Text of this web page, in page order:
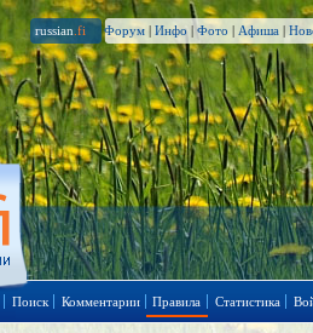
russian .fi Форум | Инфо | Фото | Афиша |
Поиск Комментарии Правила Статистика